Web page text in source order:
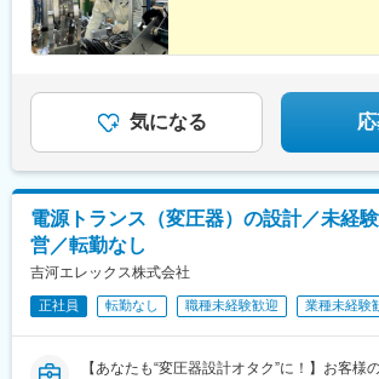
気になる
電源トランス（変圧器）の設計／未経
営／転勤なし
吉河エレックス株式会社
正社員 転勤なし 職種未経験歓迎 業種未経験
【あなたも“変圧器設計オタク”に！】お客様